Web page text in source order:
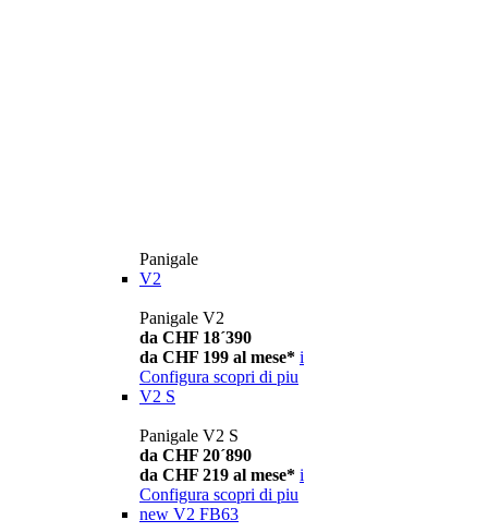
Panigale
V2
Panigale V2
da CHF 18´390
da CHF 199 al mese* i
Configura scopri di piu
V2 S
Panigale V2 S
da CHF 20´890
da CHF 219 al mese* i
Configura scopri di piu
new V2 FB63